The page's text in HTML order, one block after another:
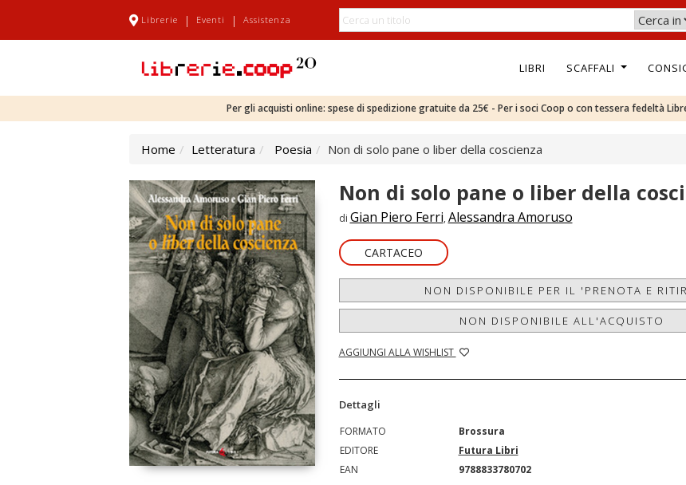
Librerie | Eventi | Assistenza
LIBRI SCAFFALI
Per gli acquisti online: spese di spedizione gratuite da 25€ - Per i soci Coop o con tessera fedeltà
Home Letteratura Poesia Non di solo pane o liber della coscienza
Non di solo pane o liber della
di Gian Piero Ferri, Alessandra Amoruso
CARTACEO
NON DISPONIBILE PER IL 'PRENOTA E
NON DISPONIBILE ALL'ACQUISTO
AGGIUNGI ALLA WISHLIST
Dettagli
FORMATO
Brossura
EDITORE
Futura Libri
EAN
9788833780702